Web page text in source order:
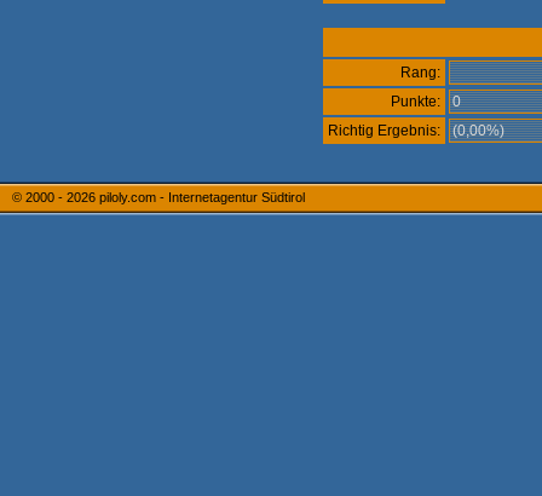
Rang:
Punkte:
0
Richtig Ergebnis:
(0,00%)
© 2000 - 2026 piloly.com - Internetagentur Südtirol